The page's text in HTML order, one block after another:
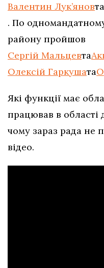
Валентин Лук’яновта
. По
району пройшов
Сергій Мальцевта
Олексій Гаркушата
Які функції має
працював в області
чому зараз рада не
відео.